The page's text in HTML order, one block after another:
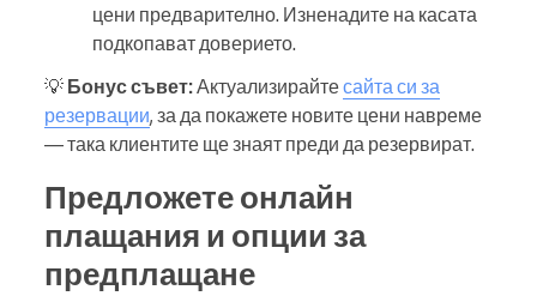
цени предварително. Изненадите на касата
подкопават доверието.
💡 Бонус съвет:Актуализирайтесайта си за
резервации, за да покажете новите цени навреме
— така клиентите ще знаят преди да резервират.
Предложете онлайн
плащания и опции за
предплащане